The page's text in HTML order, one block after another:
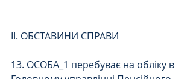
ІІ. ОБСТАВИНИ СПРАВИ
13. ОСОБА_1 перебуває на обліку в